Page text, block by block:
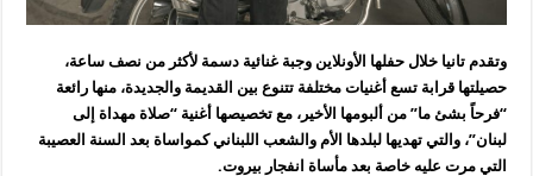
وتقدم تانيا خلال حفلها الأونلاين وجبة غنائية دسمة لأكثر من نصف ساعة،
حصيلتها قرابة تسع أغنيات مختلفة تتنوع بين القديمة والجديدة، منها رائعة
“فرحاً بشئ ما” من ألبومها الأخير، مع تخصيصها أغنية “صلاة مهداة إلى
لبنان”، والتي تهديها لبلدها الأم والشعب اللبناني كمواساة بعد السنة العصيبة
التي مرت عليه خاصة بعد مأساة انفجار بيروت.